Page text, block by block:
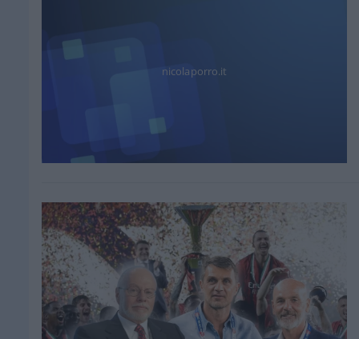
nicolaporro.it